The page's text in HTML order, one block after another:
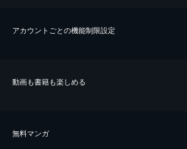
アカウントごとの機能制限設定
動画も書籍も楽しめる
無料マンガ